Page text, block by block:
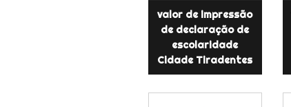
valor de impressão
de declaração de
escolaridade
Cidade Tiradentes